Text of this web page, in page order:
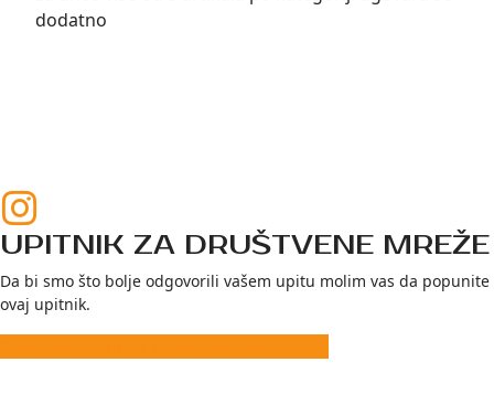
dodatno
UPITNIK ZA DRUŠTVENE MREŽE
Da bi smo što bolje odgovorili vašem upitu molim vas da popunite
ovaj upitnik.